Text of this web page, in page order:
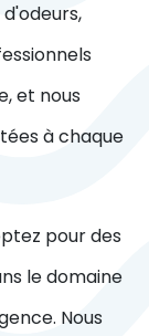
et nous
à chaque
pour des
le domaine
Nous